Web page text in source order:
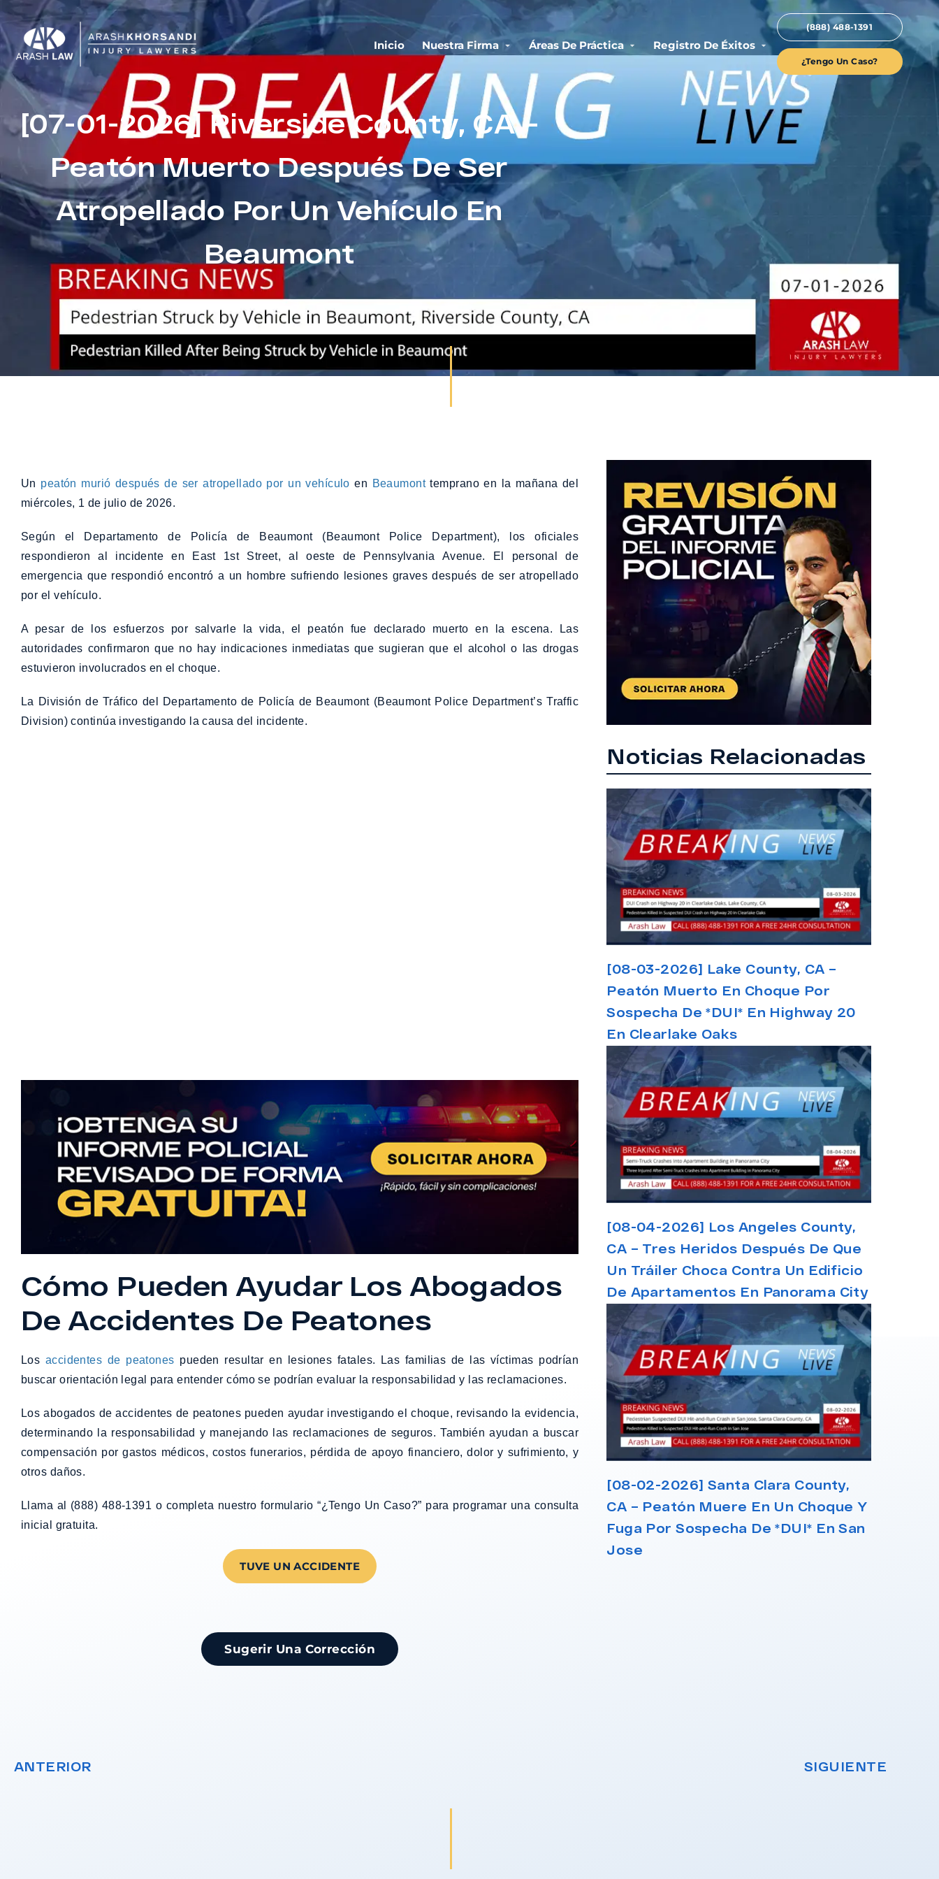
Inicio Nuestra Firma Áreas De Práctica Registro De Éxitos
(888) 488-1391
¿Tengo Un Caso?
[07-01-2026] Riverside County, CA –
Peatón Muerto Después De Ser
Atropellado Por Un Vehículo En
Beaumont
Un peatón murió después de ser atropellado por un vehículo en Beaumonttemprano en la mañana del
miércoles, 1 de julio de 2026.
Según el Departamento de Policía de Beaumont (Beaumont Police Department), los oficiales
respondieron al incidente en East 1st Street, al oeste de Pennsylvania Avenue. El personal de
emergencia que respondió encontró a un hombre sufriendo lesiones graves después de ser atropellado
por el vehículo.
A pesar de los esfuerzos por salvarle la vida, el peatón fue declarado muerto en la escena. Las
autoridades confirmaron que no hay indicaciones inmediatas que sugieran que el alcohol o las drogas
estuvieron involucrados en el choque.
La División de Tráfico del Departamento de Policía de Beaumont (Beaumont Police Department’s Traffic
Division) continúa investigando la causa del incidente.
Cómo Pueden Ayudar Los Abogados
De Accidentes De Peatones
Los accidentes de peatones pueden resultar en lesiones fatales. Las familias de las víctimas podrían
buscar orientación legal para entender cómo se podrían evaluar la responsabilidad y las reclamaciones.
Los abogados de accidentes de peatones pueden ayudar investigando el choque, revisando la evidencia,
determinando la responsabilidad y manejando las reclamaciones de seguros. También ayudan a buscar
compensación por gastos médicos, costos funerarios, pérdida de apoyo financiero, dolor y sufrimiento, y
otros daños.
Llama al (888) 488-1391 o completa nuestro formulario “¿Tengo Un Caso?” para programar una consulta
inicial gratuita.
TUVE UN ACCIDENTE
Sugerir Una Corrección
Noticias Relacionadas
[08-03-2026] Lake County, CA –
Peatón Muerto En Choque Por
Sospecha De *DUI* En Highway 20
En Clearlake Oaks
[08-04-2026] Los Angeles County,
CA – Tres Heridos Después De Que
Un Tráiler Choca Contra Un Edificio
De Apartamentos En Panorama City
[08-02-2026] Santa Clara County,
CA – Peatón Muere En Un Choque Y
Fuga Por Sospecha De *DUI* En San
Jose
ANTERIOR SIGUIENTE